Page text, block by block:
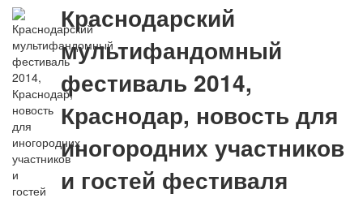
Краснодарский
мультифандомный
фестиваль 2014,
Краснодар, новость для
иногородних участников
и гостей фестиваля